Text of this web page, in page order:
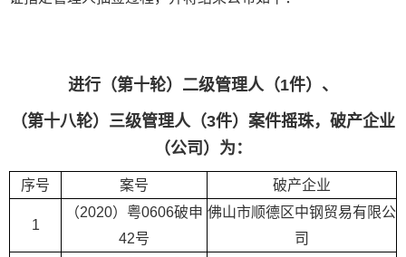
进行（第十轮）二级管理人（1件）、
（第十八轮）三级管理人（3件）案件摇珠，破产企业
（公司）为：
序号 案号 破产企业
1
（2020）粤0606破申
42号
佛山市顺德区中钢贸易有限公
司